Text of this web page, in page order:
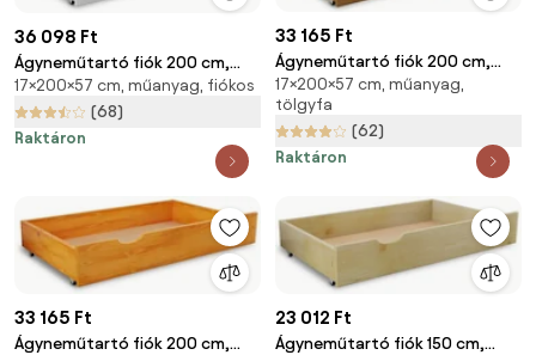
36 098 Ft
Ágyneműtartó fiók 200 cm,
fehér
17×200×57 cm, műanyag, fiókos
(68)
Raktáron
33 165 Ft
Ágyneműtartó fiók 200 cm,
tölgyfa
17×200×57 cm, műanyag,
tölgyfa
(62)
Raktáron
33 165 Ft
Ágyneműtartó fiók 200 cm,
23 012 Ft
Ágyneműtartó fiók 150 cm,